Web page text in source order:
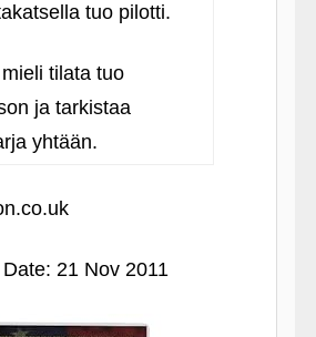
tuo pilotti.
tilata tuo
ja tarkistaa
yhtään.
21 Nov 2011